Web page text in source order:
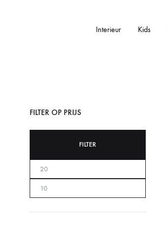
Interieur Kids
FILTER OP PRIJS
FILTER